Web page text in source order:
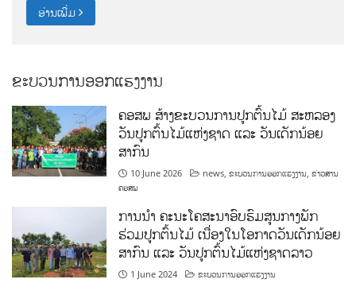
ອ່ານເພີ່ມ
ຂະບວນການອອກແຮງງານ
ຄອສພ ສ້າງຂະບວນການປູກຕົ້ນໄມ້ ສະຫລອງ
ວັນປູກຕົ້ນໄມ້ແຫ່ງຊາດ ແລະ ວັນເດັກນ້ອຍ
ສາກົນ
10 June 2026 news ,ຂະບວນການອອກແຮງງານ ,ຂ່າວສານ
ຄອສພ
ການນໍາ ຄະນະໂຄສະນາອົບຮົມສູນກາງພັກ
ຮ່ວມປູກຕົ້ນໄມ້ ເນື່ອງໃນໂອກາດວັນເດັກນ້ອຍ
ສາກົນ ແລະ ວັນປູກຕົ້ນໄມ້ແຫ່ງຊາດລາວ
1 June 2024 ຂະບວນການອອກແຮງງານ